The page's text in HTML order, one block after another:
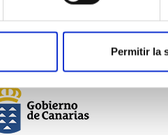
Permitir la